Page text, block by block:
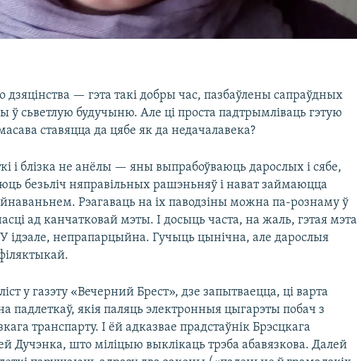
— гэта такі добры час, пазбаўлены сапраўдных
ў сьветлую будучыню. Але ці проста падтрымліваць гэтую
ставяцца да цябе як да недачалавека?
і блізка не анёлы — яны выпрабоўваюць дарослых і сябе,
безьліч няправільных рашэньняў і нават займаюцца
Рэагаваць на іх паводзіны можна па-рознаму ў
ад канчатковай мэты. І досыць часта, на жаль, гэтая мэта
ідэале, непрапарцыйна. Гучыць цынічна, але дарослыя
у газэту «Вечерний Брест», дзе запытваецца, ці варта
падлеткаў, якія паляць электронныя цыгарэты побач з
транспарту. І ёй адказвае прадстаўнік Брэсцкага
Дучэнка, што міліцыю выклікаць трэба абавязкова. Далей